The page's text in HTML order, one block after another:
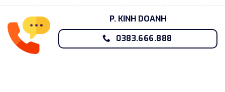
P. KINH DOANH
0383.666.888